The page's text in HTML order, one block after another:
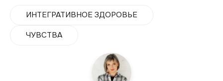
ИНТЕГРАТИВНОЕ ЗДОРОВЬЕ
ЧУВСТВА